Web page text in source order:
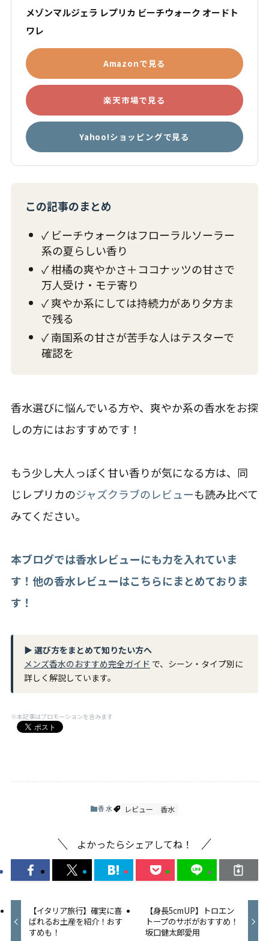
メゾンマルジェラ レプリカ ビーチウォーク オードト
ワレ
Amazonで見る
楽天市場で見る
Yahoo!ショッピングで見る
この記事のまとめ
✓ ビーチウォークはフローラルソーラー
系の夏らしい香り
✓ 柑橘の爽やかさ＋ココナッツの甘さで
万人受け・モテ寄り
✓ 爽やか系にしては持続力があり夕方ま
で残る
✓ 南国系の甘さが苦手な人はテスターで
確認を
香水選びに悩んでいる方や、爽やか系の香水をお探
しの方にはおすすめです！
もう少し大人っぽく甘い香りが気になる方は、同
じレプリカのジャズクラブのレビューも読み比べて
みてください。
本ブログでは香水レビューにも力を入れていま
す！他の香水レビューはこちらにまとめておりま
す！
▶ 選び方をまとめて知りたい方へ
メンズ香水のおすすめ完全ガイド で、シーン・タイプ別に
詳しく解説しています。
※本記事はプロモーションを含みます
香水 レビュー 香水
よかったらシェアしてね！
【イタリア旅行】確実に喜
ばれるお土産を紹介！おす
すめも！
【身長5cmUP】トロエン
トープのサボがおすすめ！
坂口健太郎愛用